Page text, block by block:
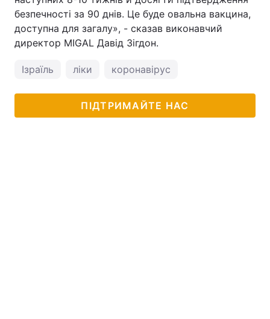
безпечності за 90 днів. Це буде овальна вакцина,
доступна для загалу», - сказав виконавчий
директор MIGAL Давід Зігдон.
Ізраїль ліки коронавірус
ПІДТРИМАЙТЕ НАС